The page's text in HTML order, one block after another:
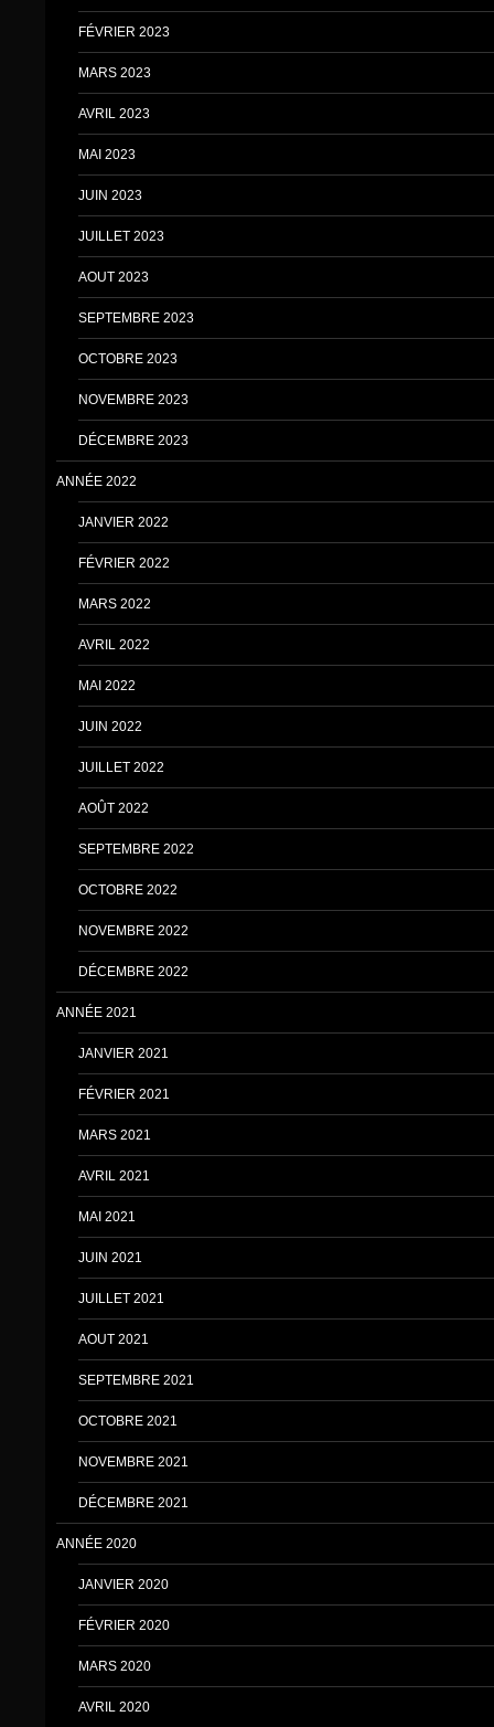
FÉVRIER 2023
MARS 2023
AVRIL 2023
MAI 2023
JUIN 2023
JUILLET 2023
AOUT 2023
SEPTEMBRE 2023
OCTOBRE 2023
NOVEMBRE 2023
DÉCEMBRE 2023
ANNÉE 2022
JANVIER 2022
FÉVRIER 2022
MARS 2022
AVRIL 2022
MAI 2022
JUIN 2022
JUILLET 2022
AOÛT 2022
SEPTEMBRE 2022
OCTOBRE 2022
NOVEMBRE 2022
DÉCEMBRE 2022
ANNÉE 2021
JANVIER 2021
FÉVRIER 2021
MARS 2021
AVRIL 2021
MAI 2021
JUIN 2021
JUILLET 2021
AOUT 2021
SEPTEMBRE 2021
OCTOBRE 2021
NOVEMBRE 2021
DÉCEMBRE 2021
ANNÉE 2020
JANVIER 2020
FÉVRIER 2020
MARS 2020
AVRIL 2020